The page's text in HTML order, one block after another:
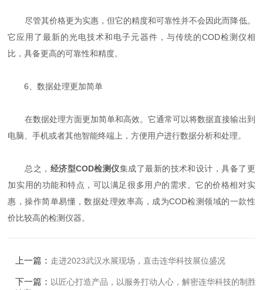
尽管其价格更为实惠，但它的精度和可靠性并不会因此而降低。
它应用了最新的光电技术和电子元器件，与传统的COD检测仪相
比，具备更高的可靠性和精度。
6、数据处理更加简单
在数据处理方面更加简单和高效。它通常可以将数据直接输出到
电脑、手机或者其他智能终端上，方便用户进行数据分析和处理。
总之， 经济型COD检测仪集成了最新的技术和设计，具备了更
加实用的功能和特点，可以满足很多用户的需求。它的价格相对实
惠，操作简单易懂，数据处理效率高，成为COD检测领域的一款性
价比较高的检测仪器。
上一篇： 走进2023武汉水展现场，直击连华科技展位盛况
下一篇： 以匠心打造产品，以服务打动人心，解密连华科技的制胜